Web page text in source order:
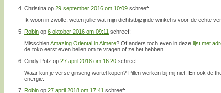
Christina op 29 september 2016 om 10:09 schreef:
Ik woon in zwolle, weten jullie wat mijn dichtstbijzijnde winkel is voor de echte
Robin op 6 oktober 2016 om 09:11 schreef:
MisschienAmazing Oriental in Almere? Of anders toch even in deze lijst met
de toko eerst even bellen om te vragen of ze het hebben.
Cindy Potz op 27 april 2018 om 16:20 schreef:
Waar kun je verse ginseng wortel kopen? Pillen werken bij mij niet. En ook de
energie.
Robin op 27 april 2018 om 17:41 schreef: